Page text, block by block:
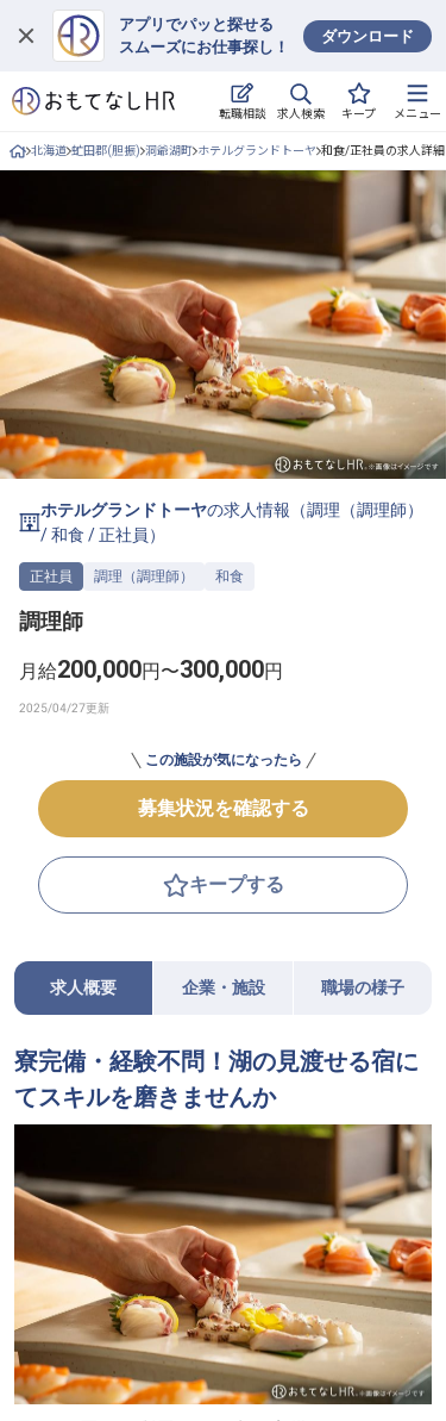
アプリでパッと探せる
スムーズにお仕事探し！
ダウンロード
転職相談 求人検索 キープ メニュー
ログイン
求人・施設を探す
就職・転職 合同説明会
おもてなしHRについて
ご利用の流れ
よくある質問
ホテル・宿泊業界情報コラム
無料 転職サポートに申し込む
北海道 虻田郡(胆振) 洞爺湖町 ホテルグランドトーヤ 和食/正社員の求人詳細
ホテルグランドトーヤの求人情報（調理（調理師）
/和食 /正社員 ）
正社員 調理（調理師） 和食
調理師
月給200,000円〜300,000円
この施設が気になったら
募集状況を確認する
キープする
求人概要 企業・施設 職場の様子
寮完備・経験不問！湖の見渡せる宿に
てスキルを磨きませんか